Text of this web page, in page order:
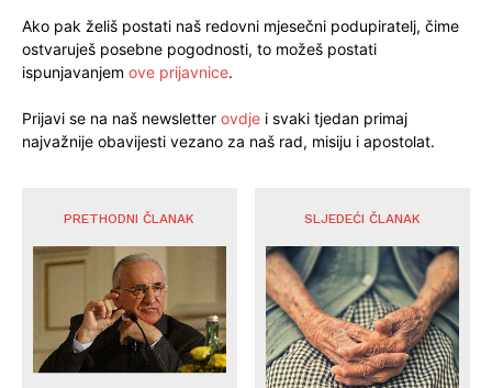
Ako pak želiš postati naš redovni mjesečni podupiratelj, čime
ostvaruješ posebne pogodnosti, to možeš postati
ispunjavanjem ove prijavnice.
Prijavi se na naš newsletter ovdje i svaki tjedan primaj
najvažnije obavijesti vezano za naš rad, misiju i apostolat.
PRETHODNI ČLANAK SLJEDEĆI ČLANAK